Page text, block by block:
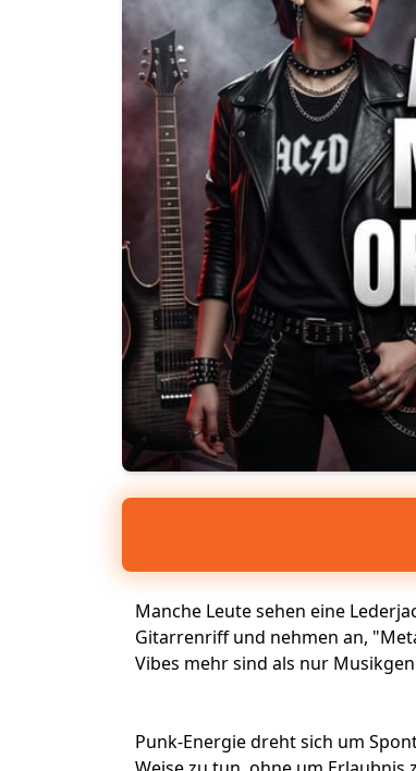
Manche Leute sehen eine
Gitarrenriffund nehmen an, "
Vibes mehr sind als nur
Punk-Energie dreht sich um